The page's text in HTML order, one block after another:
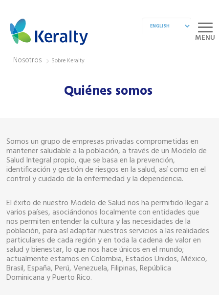
MENU
Nosotros
Sobre Keralty
Quiénes somos
Somos un grupo de empresas privadas comprometidas en
mantener saludable a la población, a través de un Modelo de
Salud Integral propio, que se basa en la prevención,
identificación y gestión de riesgos en la salud, así como en el
control y cuidado de la enfermedad y la dependencia.
El éxito de nuestro Modelo de Salud nos ha permitido llegar a
varios países, asociándonos localmente con entidades que
nos permiten entender la cultura y las necesidades de la
población, para así adaptar nuestros servicios a las realidades
particulares de cada región y en toda la cadena de valor en
salud y bienestar, lo que nos hace únicos en el mundo;
actualmente estamos en Colombia, Estados Unidos, México,
Brasil, España, Perú, Venezuela, Filipinas, República
Dominicana y Puerto Rico.